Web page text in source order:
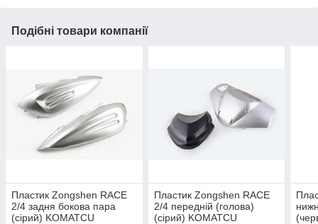
Подібні товари компанії
Пластик Zongshen RACE
2/4 задня бокова пара
(сірий) KOMATCU
Пластик Zongshen RACE
2/4 передній (голова)
(сірий) KOMATCU